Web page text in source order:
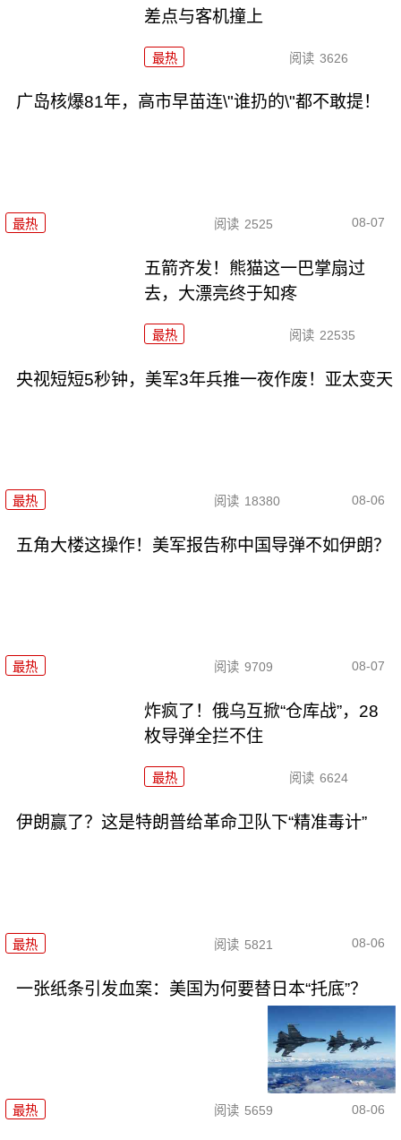
差点与客机撞上
最热 阅读 3626
广岛核爆81年，高市早苗连\"谁扔的\"都不敢提！
最热 阅读 2525 08-07
五箭齐发！熊猫这一巴掌扇过
去，大漂亮终于知疼
最热 阅读 22535
央视短短5秒钟，美军3年兵推一夜作废！亚太变天
最热 阅读 18380 08-06
五角大楼这操作！美军报告称中国导弹不如伊朗？
最热 阅读 9709 08-07
炸疯了！俄乌互掀“仓库战”，28
枚导弹全拦不住
最热 阅读 6624
伊朗赢了？这是特朗普给革命卫队下“精准毒计”
最热 阅读 5821 08-06
一张纸条引发血案：美国为何要替日本“托底”？
最热 阅读 5659 08-06